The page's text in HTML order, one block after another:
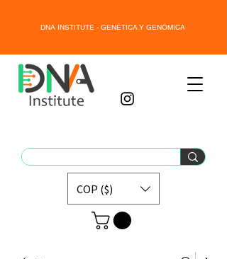
DNA INSTITUTE - GENÉTICA Y GENÓMICA
COP ($)